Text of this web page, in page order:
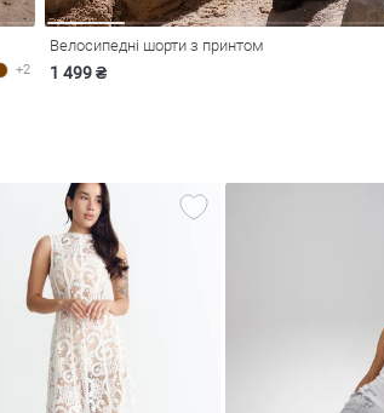
+2
Велосипедні шорти з принтом
1 499 ₴